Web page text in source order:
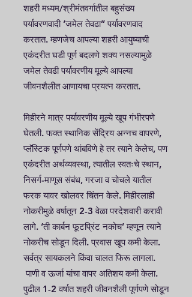
शहरी मध्यम/श्रीमंतवर्गातील बहुसंख्य
पर्यावरणवादी ‘जमेल तेवढा’’ पर्यावरणवाद
करतात. म्हणजेच आपल्या शहरी आयुष्याची
एकंदरीत घडी पूर्ण बदलणे शक्य नसल्यामुळे
जमेल तेवढी पर्यावरणीय मूल्ये आपल्या
जीवनशैलीत आणायचा प्रयत्न करतात.
मिहीरने मात्र पर्यावरणीय मूल्ये खूप गंभीरपणे
घेतली. फक्त स्थानिक सेंद्रिय अन्नच वापरणे,
प्लॅस्टिक पूर्णपणे थांबविणे हे तर त्याने केलेच, पण
एकंदरीत अर्थव्यवस्था, त्यातील स्वतःचे स्थान,
निसर्ग-माणूस संबंध, गरजा व चोचले यातील
फरक यावर खोलवर चिंतन केले. मिहीरलाही
नोकरीमुळे वर्षातून 2-3 वेळा परदेशवारी करावी
लागे. ‘ती कार्बन फूटप्रिंट नकोच’ म्हणून त्याने
नोकरीच सोडून दिली. प्रवास खूप कमी केला.
सर्वत्र सायकलने किंवा चालत फिरू लागला.
पाणी व ऊर्जा यांचा वापर अतिशय कमी केला.
पुढील 1-2 वर्षात शहरी जीवनशैली पूर्णपणे सोडून